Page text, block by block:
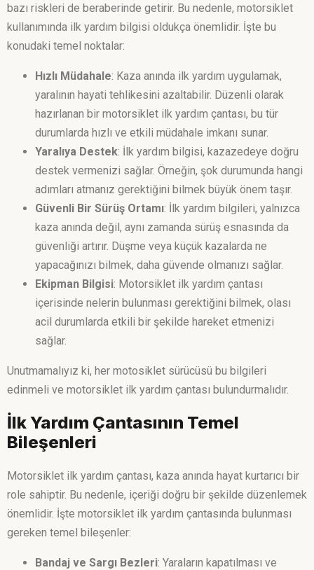
bazı riskleri de beraberinde getirir. Bu nedenle, motorsiklet
kullanımında ilk yardım bilgisi oldukça önemlidir. İşte bu
konudaki temel noktalar:
Hızlı Müdahale: Kaza anında ilk yardım uygulamak,
yaralının hayati tehlikesini azaltabilir. Düzenli olarak
hazırlanan bir motorsiklet ilk yardım çantası, bu tür
durumlarda hızlı ve etkili müdahale imkanı sunar.
Yaralıya Destek: İlk yardım bilgisi, kazazedeye doğru
destek vermenizi sağlar. Örneğin, şok durumunda hangi
adımları atmanız gerektiğini bilmek büyük önem taşır.
Güvenli Bir Sürüş Ortamı: İlk yardım bilgileri, yalnızca
kaza anında değil, aynı zamanda sürüş esnasında da
güvenliği artırır. Düşme veya küçük kazalarda ne
yapacağınızı bilmek, daha güvende olmanızı sağlar.
Ekipman Bilgisi: Motorsiklet ilk yardım çantası
içerisinde nelerin bulunması gerektiğini bilmek, olası
acil durumlarda etkili bir şekilde hareket etmenizi
sağlar.
Unutmamalıyız ki, her motosiklet sürücüsü bu bilgileri
edinmeli ve motorsiklet ilk yardım çantası bulundurmalıdır.
İlk Yardım Çantasının Temel
Bileşenleri
Motorsiklet ilk yardım çantası, kaza anında hayat kurtarıcı bir
role sahiptir. Bu nedenle, içeriği doğru bir şekilde düzenlemek
önemlidir. İşte motorsiklet ilk yardım çantasında bulunması
gereken temel bileşenler:
Bandaj ve Sargı Bezleri: Yaraların kapatılması ve